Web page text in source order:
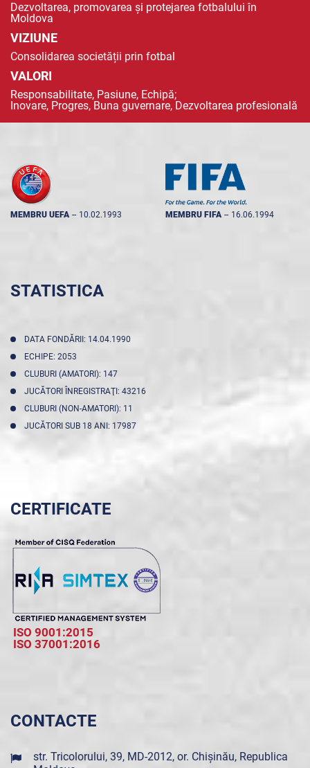
Dezvoltarea, promovarea și protejarea fotbalului în
Moldova
VIZIUNE
Consolidarea societății prin fotbal
VALORI
Responsabilitate, Pasiune, Echipă;
Inovare, Progres, Buna guvernare, Dezvoltarea profesională
MEMBRU UEFA -- 10.02.1993 MEMBRU FIFA -- 16.06.1994
STATISTICA
DATA FONDĂRII: 14.04.1990
ECHIPE: 2053
CLUBURI (AMATORI): 147
JUCĂTORI ÎNREGISTRAŢI: 43216
CLUBURI (NON-AMATORI): 11
JUCĂTORI SUB 18 ANI: 17987
CERTIFICATE
ISO 9001:2015
ISO 37001:2016
CONTACTE
str. Tricolorului, 39, MD-2012, or. Chișinău, Republica